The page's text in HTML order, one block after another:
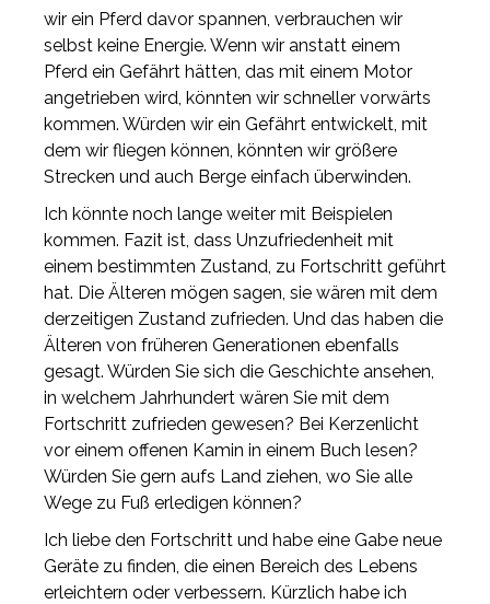
wir ein Pferd davor spannen, verbrauchen wir
selbst keine Energie. Wenn wir anstatt einem
Pferd ein Gefährt hätten, das mit einem Motor
angetrieben wird, könnten wir schneller vorwärts
kommen. Würden wir ein Gefährt entwickelt, mit
dem wir fliegen können, könnten wir größere
Strecken und auch Berge einfach überwinden.
Ich könnte noch lange weiter mit Beispielen
kommen. Fazit ist, dass Unzufriedenheit mit
einem bestimmten Zustand, zu Fortschritt geführt
hat. Die Älteren mögen sagen, sie wären mit dem
derzeitigen Zustand zufrieden. Und das haben die
Älteren von früheren Generationen ebenfalls
gesagt. Würden Sie sich die Geschichte ansehen,
in welchem Jahrhundert wären Sie mit dem
Fortschritt zufrieden gewesen? Bei Kerzenlicht
vor einem offenen Kamin in einem Buch lesen?
Würden Sie gern aufs Land ziehen, wo Sie alle
Wege zu Fuß erledigen können?
Ich liebe den Fortschritt und habe eine Gabe neue
Geräte zu finden, die einen Bereich des Lebens
erleichtern oder verbessern. Kürzlich habe ich